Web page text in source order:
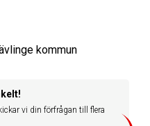
kommun
vi din förfrågan till flera